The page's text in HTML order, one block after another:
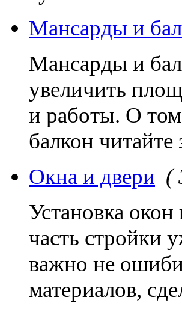
Мансарды и
Мансарды и
увеличить
и работы. О том
балкон читайте
Окна и двери (
Установка
часть стройки
важно не
материалов,